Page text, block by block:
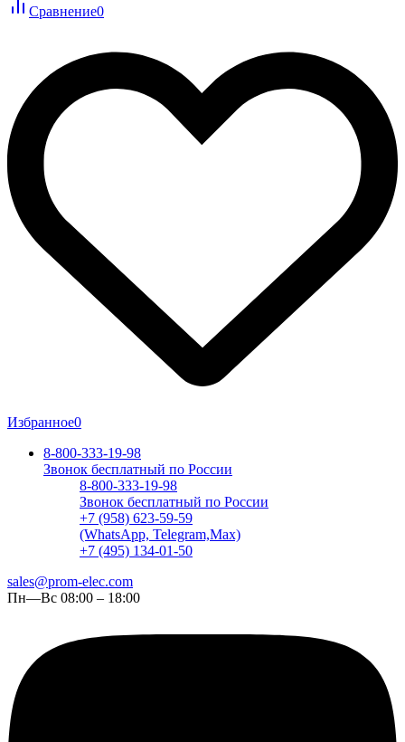
Сравнение0
Избранное0
8-800-333-19-98
Звонок бесплатный по России
8-800-333-19-98
Звонок бесплатный по России
+7 (958) 623-59-59
(WhatsApp, Telegram,Max)
+7 (495) 134-01-50
sales@prom-elec.com
Пн—Вс 08:00 – 18:00